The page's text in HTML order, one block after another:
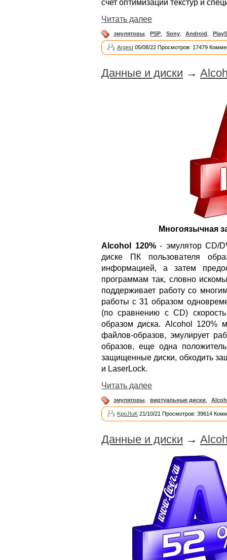
счет оптимизации текстур и
Читать далее
эмуляторы PSP Sony Android
Argest 05/08/22 Просмотров: 17479
Данные и диски →
Многоязычная
Alcohol 120%- эмулятор CD/
диске ПК пользователя
информацией, а затем
программам так, словно
поддерживает работу со
работы с 31 образом
(по сравнению с CD)
образом диска. Alcohol 120%
файлов-образов, эмулирует
образов, еще одна
защищенные диски, обходить
и LaserLock.
Читать далее
эмуляторы виртуальные диски
KpoJIuK 21/10/21 Просмотров: 39614
Данные и диски →